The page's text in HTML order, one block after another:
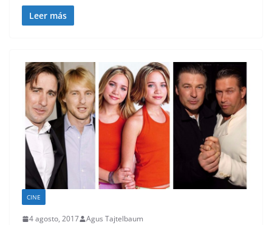
Leer más
CINE
4 agosto, 2017 Agus Tajtelbaum